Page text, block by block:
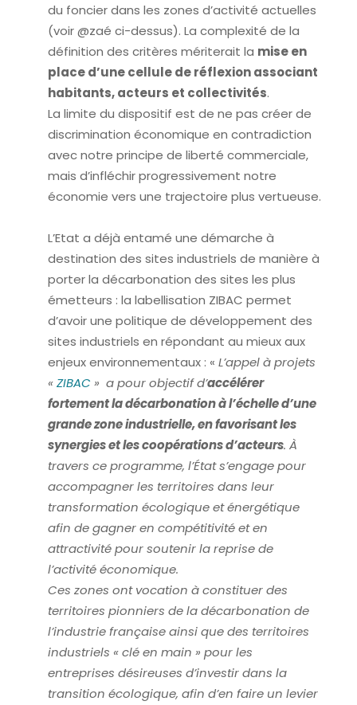
du foncier dans les zones d’activité actuelles
(voir @zaé ci-dessus). La complexité de la
définition des critères mériterait la mise en
place d’une cellule de réflexion associant
habitants, acteurs et collectivités.
La limite du dispositif est de ne pas créer de
discrimination économique en contradiction
avec notre principe de liberté commerciale,
mais d’infléchir progressivement notre
économie vers une trajectoire plus vertueuse.
L’Etat a déjà entamé une démarche à
destination des sites industriels de manière à
porter la décarbonation des sites les plus
émetteurs : la labellisation ZIBAC permet
d’avoir une politique de développement des
sites industriels en répondant au mieux aux
enjeux environnementaux : « L’appel à projets
«ZIBAC » a pour objectif d’accélérer
fortement la décarbonation à l’échelle d’une
grande zone industrielle, en favorisant les
synergies et les coopérations d’acteurs. À
travers ce programme, l’État s’engage pour
accompagner les territoires dans leur
transformation écologique et énergétique
afin de gagner en compétitivité et en
attractivité pour soutenir la reprise de
l’activité économique.
Ces zones ont vocation à constituer des
territoires pionniers de la décarbonation de
l’industrie française ainsi que des territoires
industriels « clé en main » pour les
entreprises désireuses d’investir dans la
transition écologique, afin d’en faire un levier